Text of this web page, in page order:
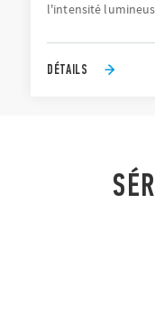
l'intensité
DÉTAILS